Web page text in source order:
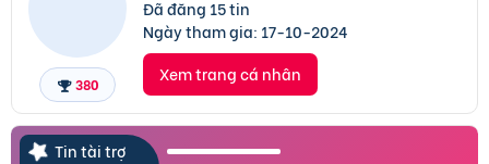
380
Đã đăng 15 tin
Ngày tham gia: 17-10-2024
Xem trang cá nhân
Tin tài trợ